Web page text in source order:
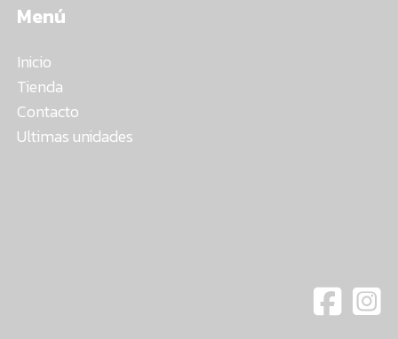
Menú
Inicio
Tienda
Contacto
Ultimas unidades